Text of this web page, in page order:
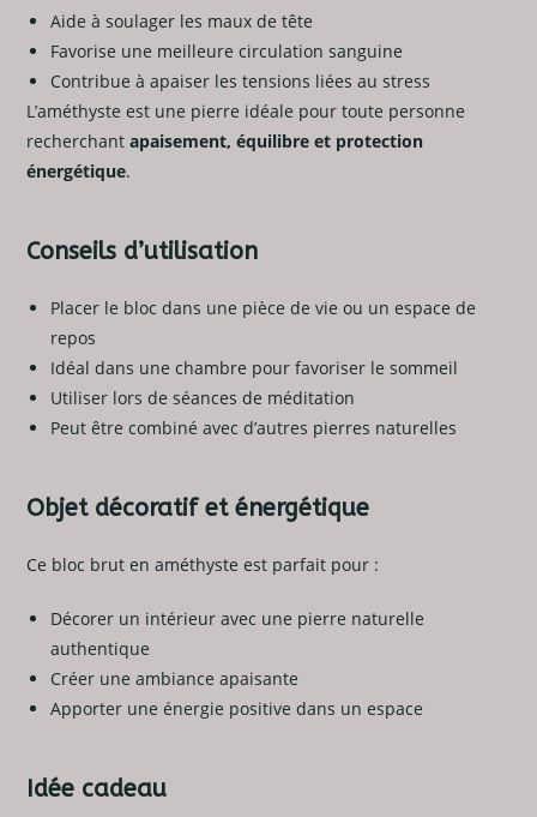
Aide à soulager les maux de tête
Favorise une meilleure circulation sanguine
Contribue à apaiser les tensions liées au stress
L’améthyste est une pierre idéale pour toute personne
recherchantapaisement, équilibre et protection
énergétique.
Conseils d’utilisation
Placer le bloc dans une pièce de vie ou un espace de
repos
Idéal dans une chambre pour favoriser le sommeil
Utiliser lors de séances de méditation
Peut être combiné avec d’autres pierres naturelles
Objet décoratif et énergétique
Ce bloc brut en améthyste est parfait pour :
Décorer un intérieur avec une pierre naturelle
authentique
Créer une ambiance apaisante
Apporter une énergie positive dans un espace
Idée cadeau